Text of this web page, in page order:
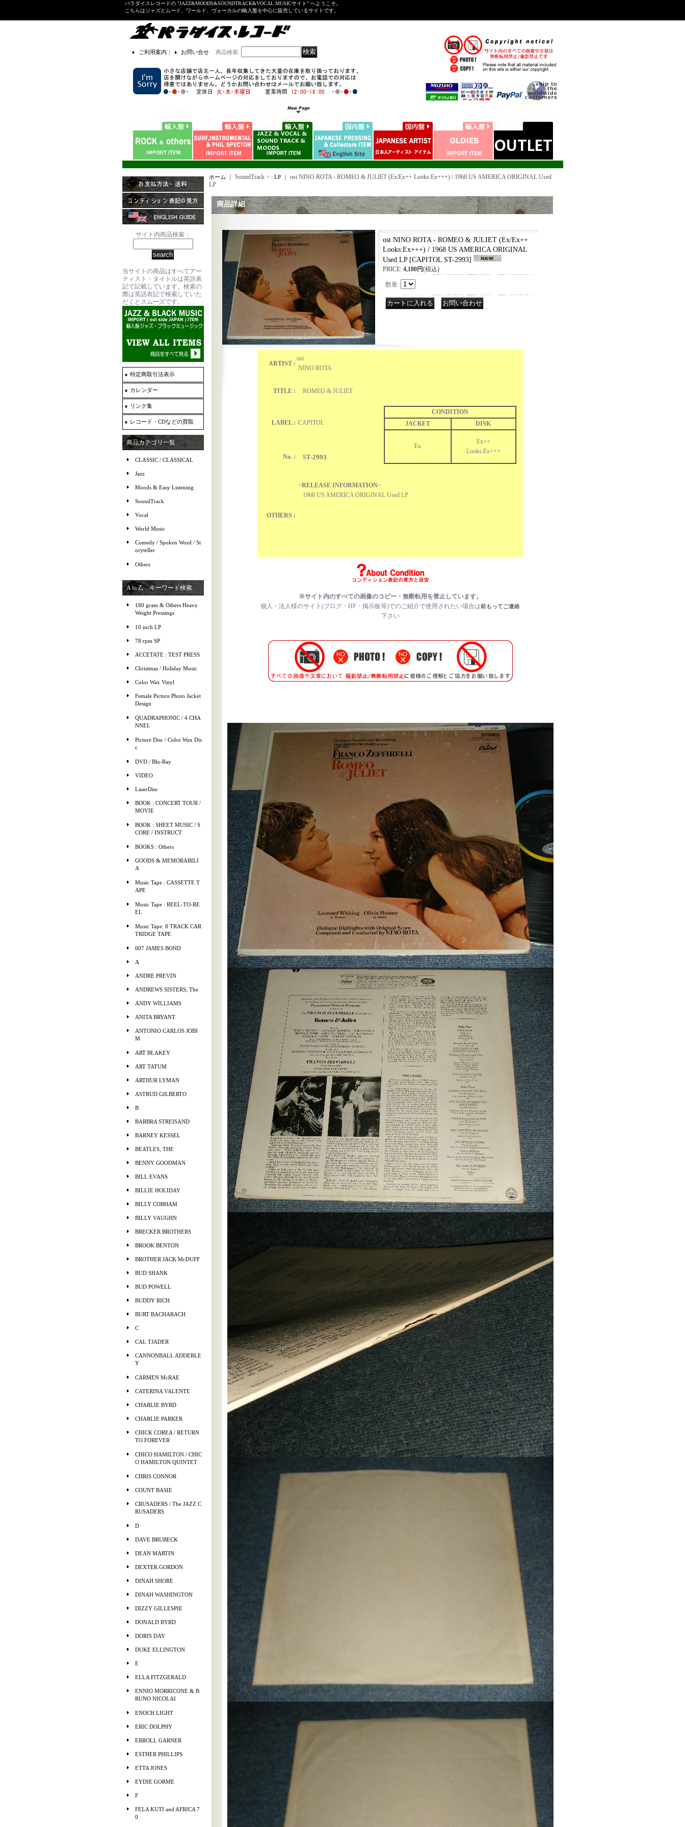
パラダイスレコードの "JAZZ&MOODS&SOUNDTRACK&VOCAL MUSICサイト" へようこそ。
こちらはジャズとムード、ワールド、ヴォーカルの輸入盤を中心に販売しているサイトです。
ご利用案内 ｜ お問い合せ 商品検索:
サイト内商品検索：
当サイトの商品はすべてアー
ティスト・タイトルは英語表
記で記載しています。検索の
際は英語表記で検索していた
だくとスムーズです。
特定商取引法表示
カレンダー
リンク集
レコード・CDなどの買取
商品カテゴリ一覧
CLASSIC / CLASSICAL
Jazz
Moods & Easy Listening
SoundTrack
Vocal
World Music
Comedy / Spoken Word / St
oryteller
Others
A to Z, キーワード検索
180 gram & Others Heavy
Weight Pressings
10 inch LP
78 rpm SP
ACCETATE : TEST PRESS
Christmas / Holiday Music
Color Wax Vinyl
Female Picture Photo Jacket
Design
QUADRAPHONIC / 4 CHA
NNEL
Picture Disc / Color Wax Dis
c
DVD / Blu-Ray
VIDEO
LaserDisc
BOOK : CONCERT TOUR /
MOVIE
BOOK : SHEET MUSIC / S
CORE / INSTRUCT
BOOKS : Others
GOODS & MEMORABILI
A
Music Tape : CASSETTE T
APE
Music Tape : REEL-TO-RE
EL
Music Tape: 8 TRACK CAR
TRIDGE TAPE
007 JAMES BOND
A
ANDRE PREVIN
ANDREWS SISTERS, The
ANDY WILLIAMS
ANITA BRYANT
ANTONIO CARLOS JOBI
M
ART BLAKEY
ART TATUM
ARTHUR LYMAN
ASTRUD GILBERTO
B
BARBRA STREISAND
BARNEY KESSEL
BEATLES, THE
BENNY GOODMAN
BILL EVANS
BILLIE HOLIDAY
BILLY COBHAM
BILLY VAUGHN
BRECKER BROTHERS
BROOK BENTON
BROTHER JACK McDUFF
BUD SHANK
BUD POWELL
BUDDY RICH
BURT BACHARACH
C
CAL TJADER
CANNONBALL ADDERLE
Y
CARMEN McRAE
CATERINA VALENTE
CHARLIE BYRD
CHARLIE PARKER
CHICK COREA / RETURN
TO FOREVER
CHICO HAMILTON / CHIC
O HAMILTON QUINTET
CHRIS CONNOR
COUNT BASIE
CRUSADERS / The JAZZ C
RUSADERS
D
DAVE BRUBECK
DEAN MARTIN
DEXTER GORDON
DINAH SHORE
DINAH WASHINGTON
DIZZY GILLESPIE
DONALD BYRD
DORIS DAY
DUKE ELLINGTON
E
ELLA FITZGERALD
ENNIO MORRICONE & B
RUNO NICOLAI
ENOCH LIGHT
ERIC DOLPHY
ERROLL GARNER
ESTHER PHILLIPS
ETTA JONES
EYDIE GORME
F
FELA KUTI and AFRICA 7
0
ホーム ｜ SoundTrack > : LP｜ ost NINO ROTA - ROMEO & JULIET (Ex/Ex++ Looks:Ex+++) / 1968 US AMERICA ORIGINAL Used
LP
商品詳細
ost NINO ROTA - ROMEO & JULIET (Ex/Ex++
Looks:Ex+++) / 1968 US AMERICA ORIGINAL
Used LP [CAPITOL ST-2993]
PRICE: 4,180円(税込)
数量:
ARTIST :
ost
NINO ROTA
TITLE : ROMEO & JULIET
LABEL : CAPITOL
CONDITION
JACKET
DISK
Ex
Ex++
Looks:Ex+++
No. : ST-2993
OTHERS :
<RELEASE INFORMATION>
1968 US AMERICA ORIGINAL Used LP
※サイト内のすべての画像のコピー・無断転用を禁止しています。
個人・法人様のサイト(ブログ・HP・掲示板等)でのご紹介で使用されたい場合は前もってご連絡
下さい